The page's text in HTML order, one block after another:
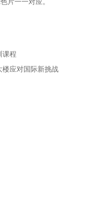
片一一对应。
课程
楼应对国际新挑战